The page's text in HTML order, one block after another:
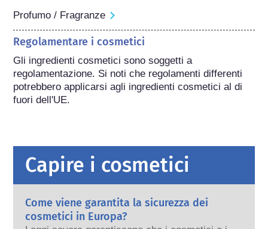
Profumo / Fragranze
Regolamentare i cosmetici
Gli ingredienti cosmetici sono soggetti a
regolamentazione. Si noti che regolamenti differenti
potrebbero applicarsi agli ingredienti cosmetici al di
fuori dell'UE.
Capire i cosmetici
Come viene garantita la sicurezza dei
cosmetici in Europa?